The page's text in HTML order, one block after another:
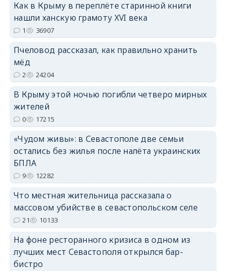
Как в Крыму в переплёте старинной книги
нашли ханскую грамоту XVI века
1 36907
Пчеловод рассказал, как правильно хранить
мёд
2 24204
В Крыму этой ночью погибли четверо мирных
жителей
0 17215
«Чудом живы»: в Севастополе две семьи
остались без жилья после налёта украинских
БПЛА
9 12282
Что местная жительница рассказала о
массовом убийстве в севастопольском селе
21 10133
На фоне ресторанного кризиса в одном из
лучших мест Севастополя открылся бар-
бистро